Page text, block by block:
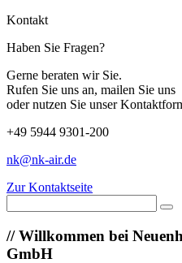
Kontakt
Haben Sie Fragen?
Gerne beraten wir Sie.
Rufen Sie uns an, mailen Sie uns
oder nutzen Sie unser
+49 5944 9301-200
nk@nk-air.de
Zur Kontaktseite
//Willkommen bei
GmbH